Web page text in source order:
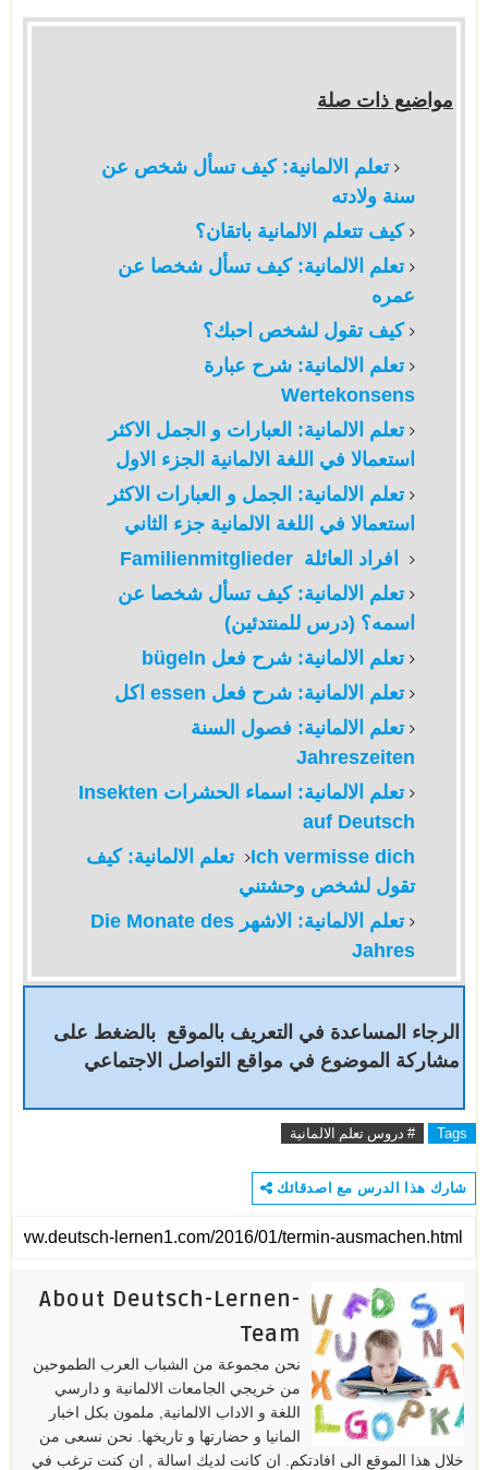
مواضيع ذات صلة
تعلم الالمانية: كيف تسأل شخص عن
سنة ولادته
كيف تتعلم الالمانية باتقان؟
تعلم الالمانية: كيف تسأل شخصا عن
عمره
كيف تقول لشخص احبك؟
تعلم الالمانية: شرح عبارة
Wertekonsens
تعلم الالمانية: العبارات و الجمل الاكثر
استعمالا في اللغة الالمانية الجزء الاول
تعلم الالمانية: الجمل و العبارات الاكثر
استعمالا في اللغة الالمانية جزء الثاني
افراد العائلة Familienmitglieder
تعلم الالمانية: كيف تسأل شخصا عن
اسمه؟ (درس للمنتدئين)
تعلم الالمانية: شرح فعل bügeln
تعلم الالمانية: شرح فعل essen اكل
تعلم الالمانية: فصول السنة
Jahreszeiten
تعلم الالمانية: اسماء الحشرات Insekten
auf Deutsch
Ich vermisse dich تعلم الالمانية: كيف
تقول لشخص وحشتني
تعلم الالمانية: الاشهر Die Monate des
Jahres
الرجاء المساعدة في التعريف بالموقع بالضغط على
مشاركة الموضوع في مواقع التواصل الاجتماعي
Tags # دروس تعلم الالمانية
شارك هذا الدرس مع اصدقائك
About Deutsch-Lernen-
Team
نحن مجموعة من الشباب العرب الطموحين
من خريجي الجامعات الالمانية و دارسي
اللغة و الاداب الالمانية, ملمون بكل اخبار
المانيا و حضارتها و تاريخها. نحن نسعى من
خلال هذا الموقع الى افادتكم. ان كانت لديك اسالة , ان كنت ترغب في